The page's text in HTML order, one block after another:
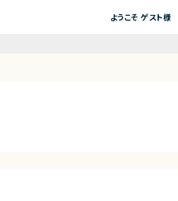
ようこそ ゲスト様